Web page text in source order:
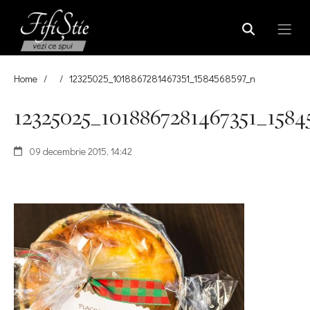
Home / / 12325025_1018867281467351_1584568597_n
09 decembrie 2015, 14:42